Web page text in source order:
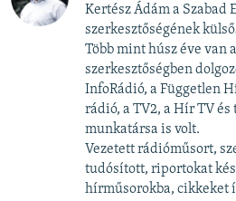
Kertész Ádám a Szabad
szerkesztőségének
Több mint húsz éve van
szerkesztőségben
InfoRádió, a Független
rádió, a TV2, a Hír TV
munkatársa is volt.
Vezetett rádióműsort,
tudósított, riportokat
hírműsorokba, cikkeket